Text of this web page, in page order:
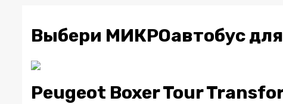
Выбери МИКРОавтобус
Peugeot Boxer Tour